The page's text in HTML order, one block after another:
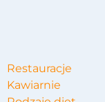
Restauracje
Kawiarnie